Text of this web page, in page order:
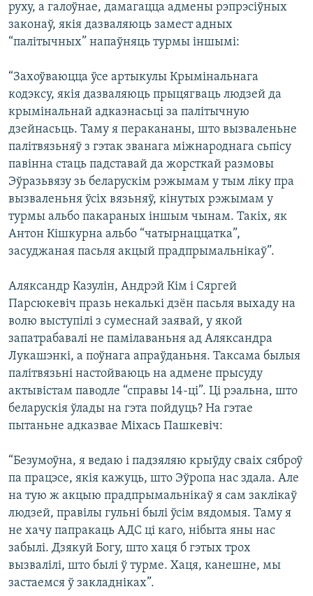
руху, а галоўнае, дамагацца адмены рэпрэсіўных
законаў, якія дазваляюць замест адных
“палітычных” напаўняць турмы іншымі:
“Захоўваюцца ўсе артыкулы Крымінальнага
кодэксу, якія дазваляюць прыцягваць людзей да
крымінальнай адказнасьці за палітычную
дзейнасьць. Таму я перакананы, што вызваленьне
палітвязьняў з гэтак званага міжнароднага сьпісу
павінна стаць падставай да жорсткай размовы
Эўразьвязу зь беларускім рэжымам у тым ліку пра
вызваленьня ўсіх вязьняў, кінутых рэжымам у
турмы альбо пакараных іншым чынам. Такіх, як
Антон Кішкурна альбо “чатырнаццатка”,
засуджаная пасьля акцый прадпрымальнікаў”.
Аляксандр Казулін, Андрэй Кім і Сяргей
Парсюкевіч празь некалькі дзён пасьля выхаду на
волю выступілі з сумеснай заявай, у якой
запатрабавалі не памілаваньня ад Аляксандра
Лукашэнкі, а поўнага апраўданьня. Таксама былыя
палітвязьні настойваюць на адмене прысуду
актывістам паводле “справы 14-ці”. Ці рэальна, што
беларускія ўлады на гэта пойдуць? На гэтае
пытаньне адказвае Міхась Пашкевіч:
“Безумоўна, я ведаю і падзяляю крыўду сваіх сяброў
па працэсе, якія кажуць, што Эўропа нас здала. Але
на тую ж акцыю прадпрымальнікаў я сам заклікаў
людзей, правілы гульні былі ўсім вядомыя. Таму я
не хачу папракаць АДС ці каго, нібыта яны нас
забылі. Дзякуй Богу, што хаця б гэтых трох
вызвалілі, што былі ў турме. Хаця, канешне, мы
застаемся ў закладніках”.